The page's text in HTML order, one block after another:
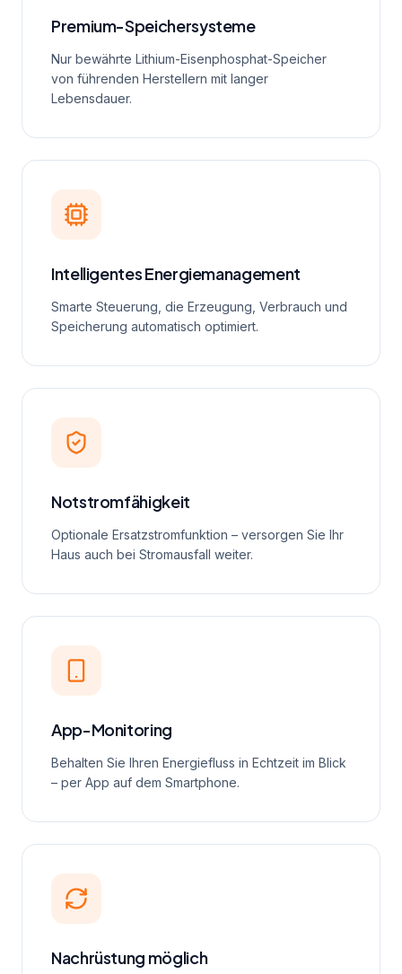
Premium-Speichersysteme
Nur bewährte Lithium-Eisenphosphat-Speicher
von führenden Herstellern mit langer
Lebensdauer.
Intelligentes Energiemanagement
Smarte Steuerung, die Erzeugung, Verbrauch und
Speicherung automatisch optimiert.
Notstromfähigkeit
Optionale Ersatzstromfunktion – versorgen Sie Ihr
Haus auch bei Stromausfall weiter.
App-Monitoring
Behalten Sie Ihren Energiefluss in Echtzeit im Blick
– per App auf dem Smartphone.
Nachrüstung möglich